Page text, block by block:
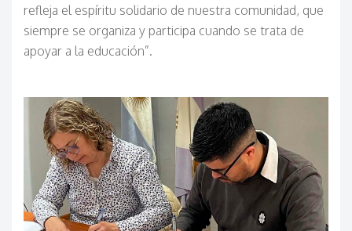
refleja el espíritu solidario de nuestra comunidad, que
siempre se organiza y participa cuando se trata de
apoyar a la educación”.